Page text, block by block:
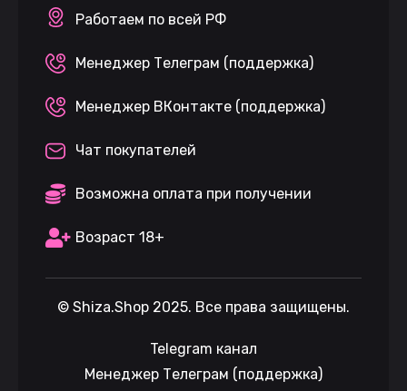
Работаем по всей РФ
Менеджер Телеграм (поддержка)
Менеджер ВКонтакте (поддержка)
Чат покупателей
Возможна оплата при получении
Возраст 18+
© Shiza.Shop 2025. Все права защищены.
Telegram канал
Менеджер Телеграм (поддержка)